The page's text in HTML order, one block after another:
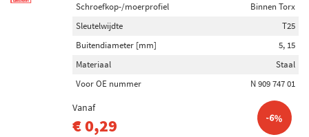
Schroefkop-/moerprofiel
Binnen Torx
Sleutelwijdte
T25
Buitendiameter [mm]
5, 15
Materiaal
Staal
Voor OE nummer
N 909 747 01
Vanaf
€ 0,29 -6%